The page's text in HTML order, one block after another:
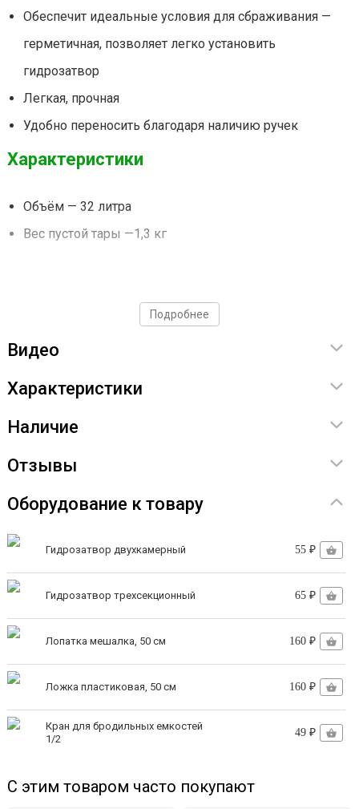
Обеспечит идеальные условия для сбраживания —
герметичная, позволяет легко установить
гидрозатвор
Легкая, прочная
Удобно переносить благодаря наличию ручек
Характеристики
Объём — 32 литра
Вес пустой тары —1,3 кг
Подробнее
Видео
Характеристики
Наличие
Отзывы
Оборудование к товару
Гидрозатвор двухкамерный 55 ₽
Гидрозатвор трехсекционный 65 ₽
Лопатка мешалка, 50 см 160 ₽
Ложка пластиковая, 50 см 160 ₽
Кран для бродильных емкостей
1/2
49 ₽
С этим товаром часто покупают